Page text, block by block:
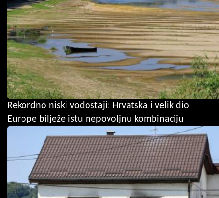
Rekordno niski vodostaji: Hrvatska i velik dio
Europe bilježe istu nepovoljnu kombinaciju